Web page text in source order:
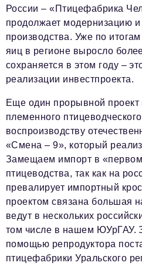
России – «Птицефабрика
продолжает модернизацию
производства. Уже по
яиц в регионе выросло
сохраняется в этом году –
реализации инвестпроекта.
Еще один прорывной проект
племенного
воспроизводству
«Смена – 9», который
Замещаем импорт в «первом
птицеводства, так как на
превалирует импортный
проектом связана большая
ведут в нескольких
том числе в нашем ЮУрГАУ.
помощью репродуктора
птицефабрики Уральского